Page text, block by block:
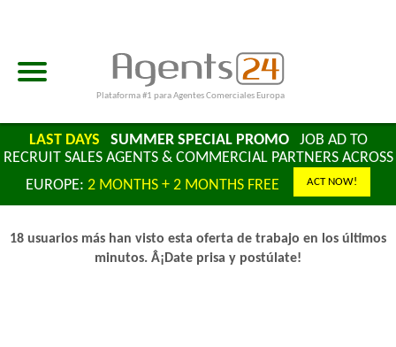
Plataforma #1 para Agentes Comerciales Europa
LAST DAYS SUMMER SPECIAL PROMOJOB AD TO
RECRUIT SALES AGENTS & COMMERCIAL PARTNERS ACROSS
EUROPE: 2 MONTHS + 2 MONTHS FREE ACT NOW!
18 usuarios más han visto esta oferta de trabajo en los últimos
minutos. Â¡Date prisa y postúlate!